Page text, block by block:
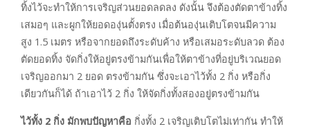
ทิ้งไว้จะทำให้การเจริญส่วนยอดลดลง ดังนั้น จึงต้องตัดตาข้างทิ้ง
เสมอๆ และผูกให้ยอดองุ่นตั้งตรง เมื่อต้นองุ่นเติบโตจนมีความ
สูง 1.5 เมตร หรือจากยอดถึงระดับค้าง หรือเสมอระดับลวด ต้อง
ตัดยอดทิ้ง จัดกิ่งให้อยู่ตรงข้ามกันเพื่อให้ตาข้างที่อยู่บริเวณยอด
เจริญออกมา 2 ยอด ตรงข้ามกัน ซึ่งจะเอาไว้ทั้ง 2 กิ่ง หรือกิ่ง
เดียวกันก็ได้ ถ้าเอาไว้ 2 กิ่ง ให้จัดกิ่งทั้งสองอยู่ตรงข้ามกัน
ไว้ทั้ง 2 กิ่ง มักพบปัญหาคือ กิ่งทั้ง 2 เจริญเติบโตไม่เท่ากัน ทำให้